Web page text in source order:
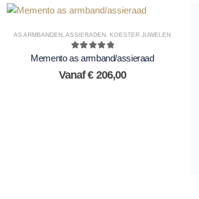
AS ARMBANDEN ,ASSIERADEN KOESTER JUWELEN
5.00out of 5
Memento as armband/assieraad
Vanaf€206,00